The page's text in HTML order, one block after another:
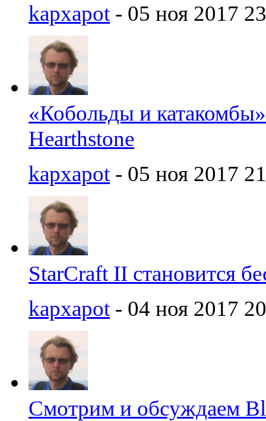
kapxapot - 05 ноя 2017
«Кобольды и
Hearthstone
kapxapot - 05 ноя 2017
StarCraft II становится
kapxapot - 04 ноя 2017
Смотрим и обсуждаем